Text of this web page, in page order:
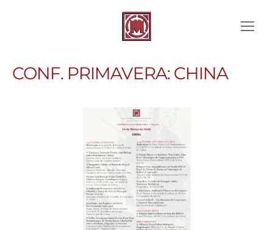
CONF. PRIMAVERA: CHINA